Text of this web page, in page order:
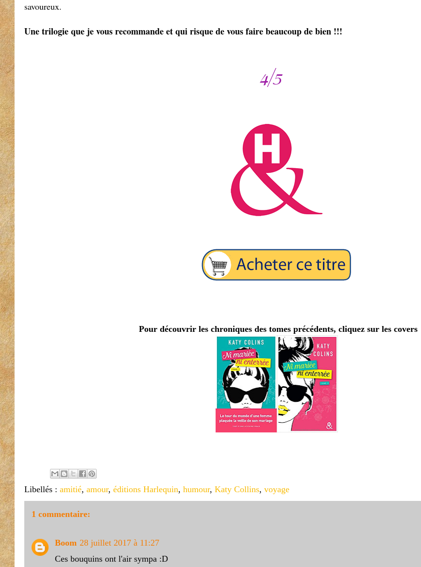
savoureux.
Une trilogie que je vous recommande et qui risque de vous faire beaucoup de bien !!!
Pour découvrir les chroniques des tomes précédents, cliquez sur les covers
Libellés : amitié, amour, éditions Harlequin, humour, Katy Collins, voyage
1 commentaire:
Boom 28 juillet 2017 à 11:27
Ces bouquins ont l'air sympa :D